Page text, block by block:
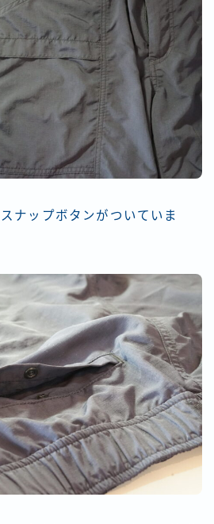
ナップボタンがついていま